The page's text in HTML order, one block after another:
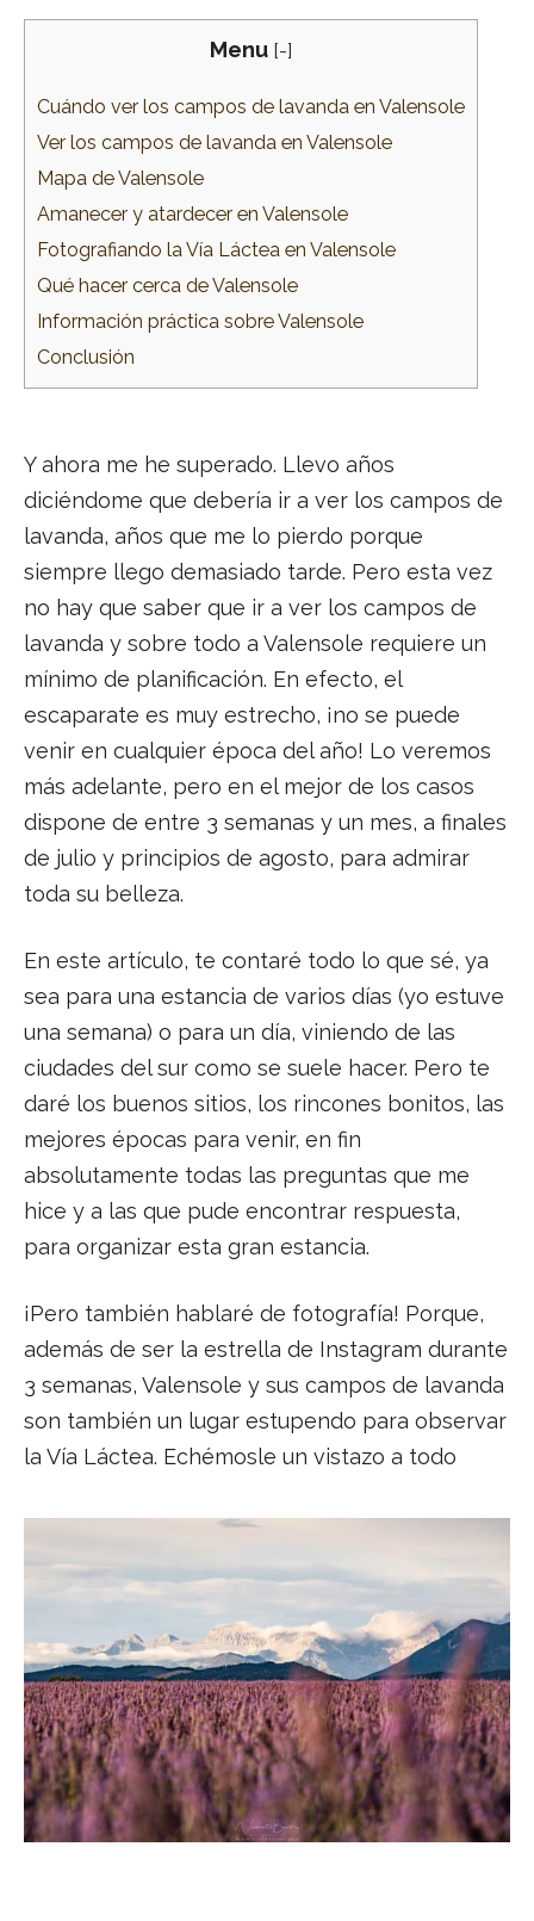
Menu [-]
Cuándo ver los campos de lavanda en Valensole
Ver los campos de lavanda en Valensole
Mapa de Valensole
Amanecer y atardecer en Valensole
Fotografiando la Vía Láctea en Valensole
Qué hacer cerca de Valensole
Información práctica sobre Valensole
Conclusión
Y ahora me he superado. Llevo años
diciéndome que debería ir a ver los campos de
lavanda, años que me lo pierdo porque
siempre llego demasiado tarde. Pero esta vez
no hay que saber que ir a ver los campos de
lavanda y sobre todo a Valensole requiere un
mínimo de planificación. En efecto, el
escaparate es muy estrecho, ¡no se puede
venir en cualquier época del año! Lo veremos
más adelante, pero en el mejor de los casos
dispone de entre 3 semanas y un mes, a finales
de julio y principios de agosto, para admirar
toda su belleza.
En este artículo, te contaré todo lo que sé, ya
sea para una estancia de varios días (yo estuve
una semana) o para un día, viniendo de las
ciudades del sur como se suele hacer. Pero te
daré los buenos sitios, los rincones bonitos, las
mejores épocas para venir, en fin
absolutamente todas las preguntas que me
hice y a las que pude encontrar respuesta,
para organizar esta gran estancia.
¡Pero también hablaré de fotografía! Porque,
además de ser la estrella de Instagram durante
3 semanas, Valensole y sus campos de lavanda
son también un lugar estupendo para observar
la Vía Láctea. Echémosle un vistazo a todo